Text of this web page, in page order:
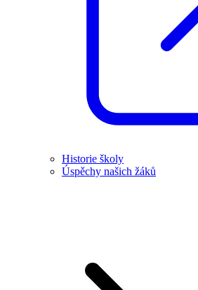
Historie školy
Úspěchy našich žáků